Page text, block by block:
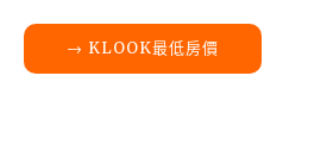
→ KLOOK最低房價